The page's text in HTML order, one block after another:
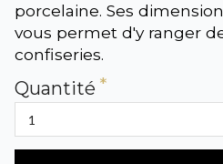
porcelaine. Ses
vous permet d'y ranger
confiseries.
Quantité